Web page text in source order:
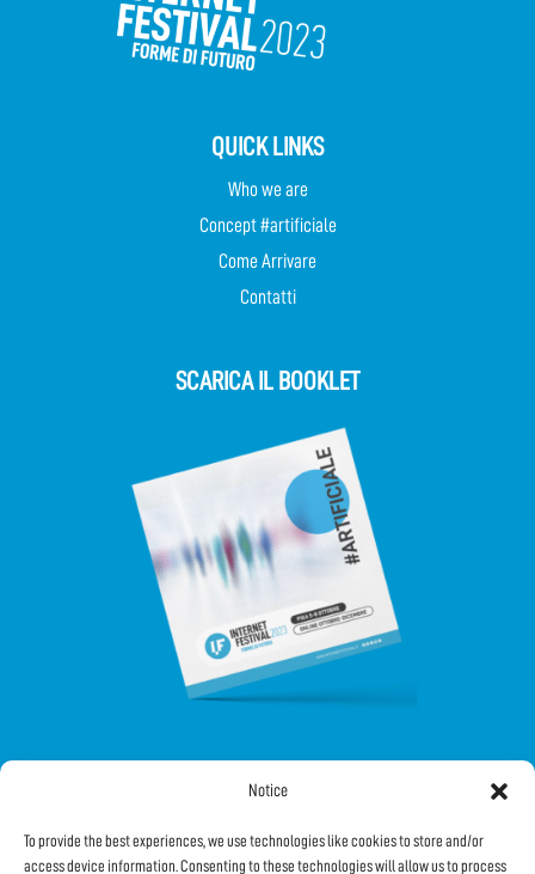
Notice
To provide the best experiences, we use technologies like cookies to store and/or
access device information. Consenting to these technologies will allow us to process
QUICK LINKS
Who we are
Concept #artificiale
Come Arrivare
Contatti
SCARICA IL BOOKLET